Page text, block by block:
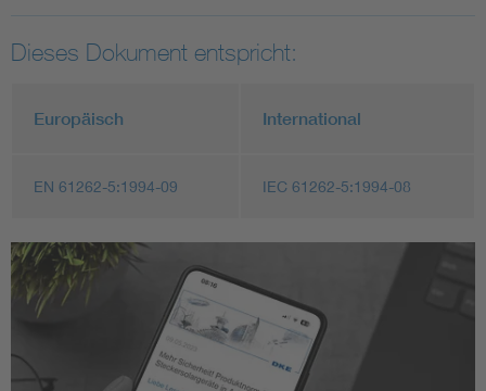
Dieses Dokument entspricht:
Europäisch International
EN 61262-5:1994-09 IEC 61262-5:1994-08